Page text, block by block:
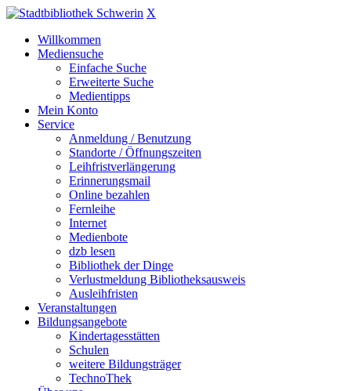
X
Willkommen
Mediensuche
Einfache Suche
Erweiterte Suche
Medientipps
Mein Konto
Service
Anmeldung / Benutzung
Standorte / Öffnungszeiten
Leihfristverlängerung
Erinnerungsmail
Online bezahlen
Fernleihe
Internet
Medienbote
dzb lesen
Bibliothek der Dinge
Verlustmeldung Bibliotheksausweis
Ausleihfristen
Veranstaltungen
Bildungsangebote
Kindertagesstätten
Schulen
weitere Bildungsträger
TechnoThek